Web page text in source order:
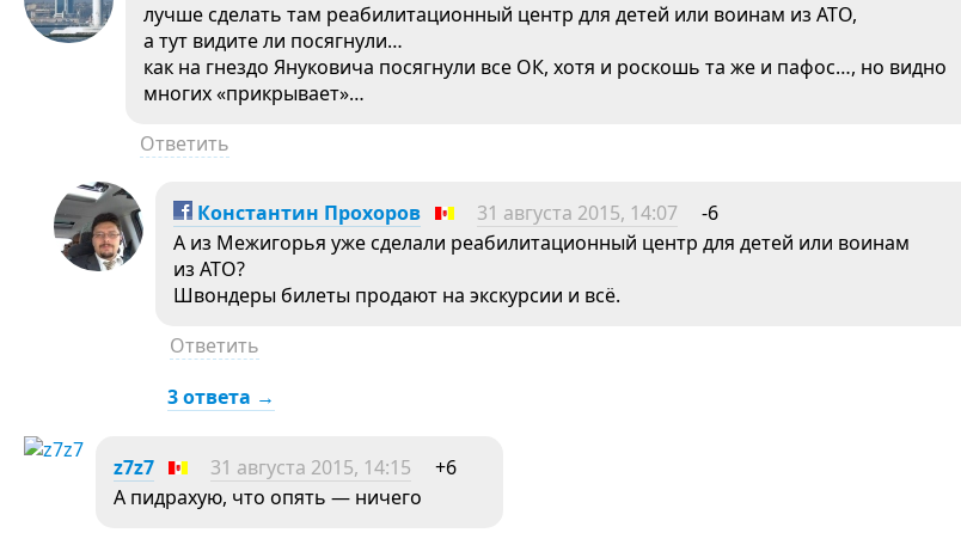
лучше сделать там реабилитационный центр для детей или воинам из АТО,
а тут видите ли посягнули…
как на гнездо Януковича посягнули все ОК, хотя и роскошь та же и пафос…, но видно
многих «прикрывает»…
Ответить
Константин Прохоров 31 августа 2015, 14:07
-6
А из Межигорья уже сделали реабилитационный центр для детей или воинам
из АТО?
Швондеры билеты продают на экскурсии и всё.
Ответить
3 ответа →
z7z7 31 августа 2015, 14:15
+6
А пидрахую, что опять — ничего